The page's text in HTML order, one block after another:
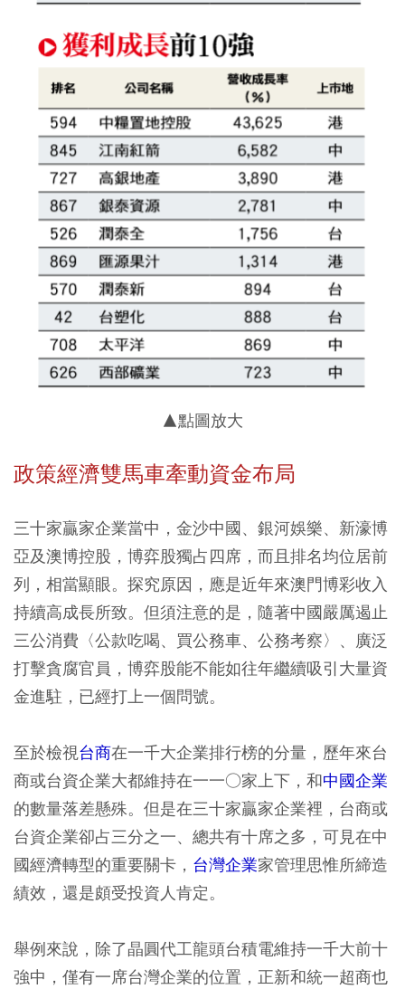
▲點圖放大
政策經濟雙馬車牽動資金布局
三十家贏家企業當中，金沙中國、銀河娛樂、新濠博
亞及澳博控股，博弈股獨占四席，而且排名均位居前
列，相當顯眼。探究原因，應是近年來澳門博彩收入
持續高成長所致。但須注意的是，隨著中國嚴厲遏止
三公消費〈公款吃喝、買公務車、公務考察〉、廣泛
打擊貪腐官員，博弈股能不能如往年繼續吸引大量資
金進駐，已經打上一個問號。
至於檢視台商在一千大企業排行榜的分量，歷年來台
商或台資企業大都維持在一一○家上下，和中國企業
的數量落差懸殊。但是在三十家贏家企業裡，台商或
台資企業卻占三分之一、總共有十席之多，可見在中
國經濟轉型的重要關卡， 台灣企業家管理思惟所締造
績效，還是頗受投資人肯定。
舉例來說，除了晶圓代工龍頭台積電維持一千大前十
強中，僅有一席台灣企業的位置，正新和統一超商也